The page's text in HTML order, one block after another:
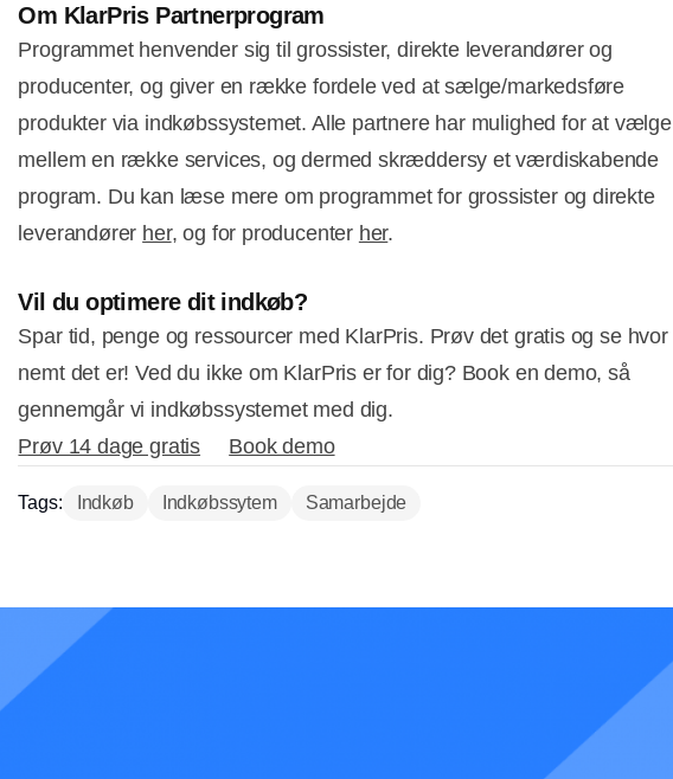
Om KlarPris Partnerprogram
Programmet henvender sig til grossister, direkte leverandører og
producenter, og giver en række fordele ved at sælge/markedsføre
produkter via indkøbssystemet. Alle partnere har mulighed for at vælge
mellem en række services, og dermed skræddersy et værdiskabende
program. Du kan læse mere om programmet for grossister og direkte
leverandører her, og for producenter her.
Vil du optimere dit indkøb?
Spar tid, penge og ressourcer med KlarPris. Prøv det gratis og se hvor
nemt det er! Ved du ikke om KlarPris er for dig? Book en demo, så
gennemgår vi indkøbssystemet med dig.
Prøv 14 dage gratis
Book demo
Tags: Indkøb Indkøbssytem Samarbejde